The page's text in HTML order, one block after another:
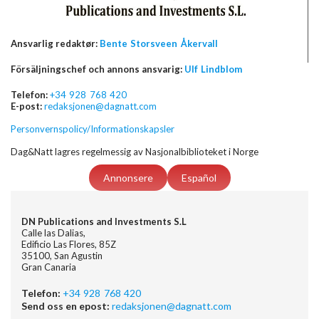
Ansvarlig redaktør: Bente Storsveen Åkervall
Försäljningschef och annons ansvarig: Ulf Lindblom
Telefon:+34 928 768 420
E-post:redaksjonen@dagnatt.com
Personvernspolicy/Informationskapsler
Dag&Natt lagres regelmessig av Nasjonalbiblioteket i Norge
Annonsere Español
DN Publications and Investments S.L
Calle las Dalias,
Edificio Las Flores, 85Z
35100, San Agustin
Gran Canaria
Telefon: +34 928 768 420
Send oss en epost: redaksjonen@dagnatt.com